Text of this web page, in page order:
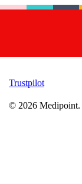
Trustpilot
© 2026 Medipoint.